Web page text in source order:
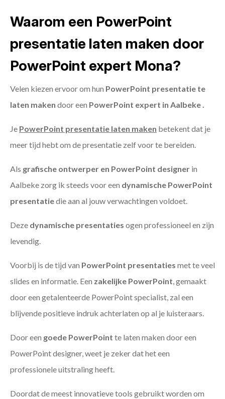
Waarom een PowerPoint
presentatie laten maken door
PowerPoint expert Mona?
Velen kiezen ervoor om hun PowerPoint presentatie te
laten maken door een PowerPoint expert in Aalbeke .
Je PowerPoint presentatie laten maken betekent dat je
meer tijd hebt om de presentatie zelf voor te bereiden.
Als grafische ontwerper en PowerPoint designer in
Aalbeke zorg ik steeds voor een dynamische PowerPoint
presentatiedie aan al jouw verwachtingen voldoet.
Deze dynamische presentaties ogen professioneel en zijn
levendig.
Voorbij is de tijd van PowerPoint presentaties met te veel
slides en informatie. Een zakelijke PowerPoint, gemaakt
door een getalenteerde PowerPoint specialist, zal een
blijvende positieve indruk achterlaten op al je luisteraars.
Door een goede PowerPoint te laten maken door een
PowerPoint designer, weet je zeker dat het een
professionele uitstraling heeft.
Doordat de meest innovatieve tools gebruikt worden om